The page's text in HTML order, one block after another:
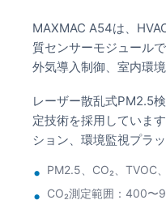
MAXMAC A54は、
質センサーモジュール
外気導入制御、室内環
レーザー散乱式PM2.5
定技術を採用していま
ション、環境監視プラ
PM2.5、CO₂、TVOC
CO₂測定範囲：400